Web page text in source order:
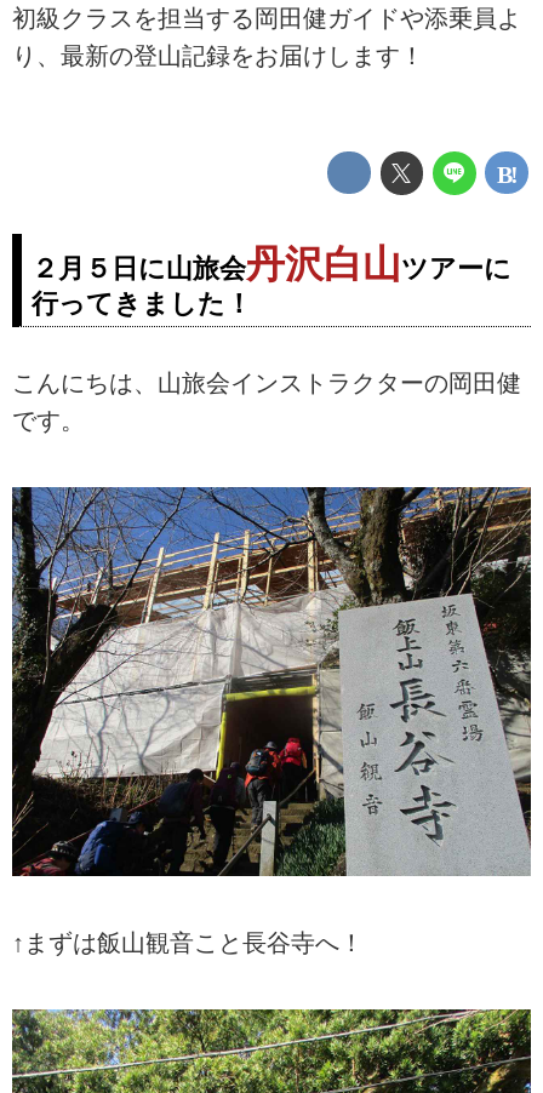
初級クラスを担当する岡田健ガイドや添乗員よ
り、最新の登山記録をお届けします！
２月５日に山旅会丹沢白山ツアーに
行ってきました！
こんにちは、山旅会インストラクターの岡田健
です。
↑まずは飯山観音こと長谷寺へ！